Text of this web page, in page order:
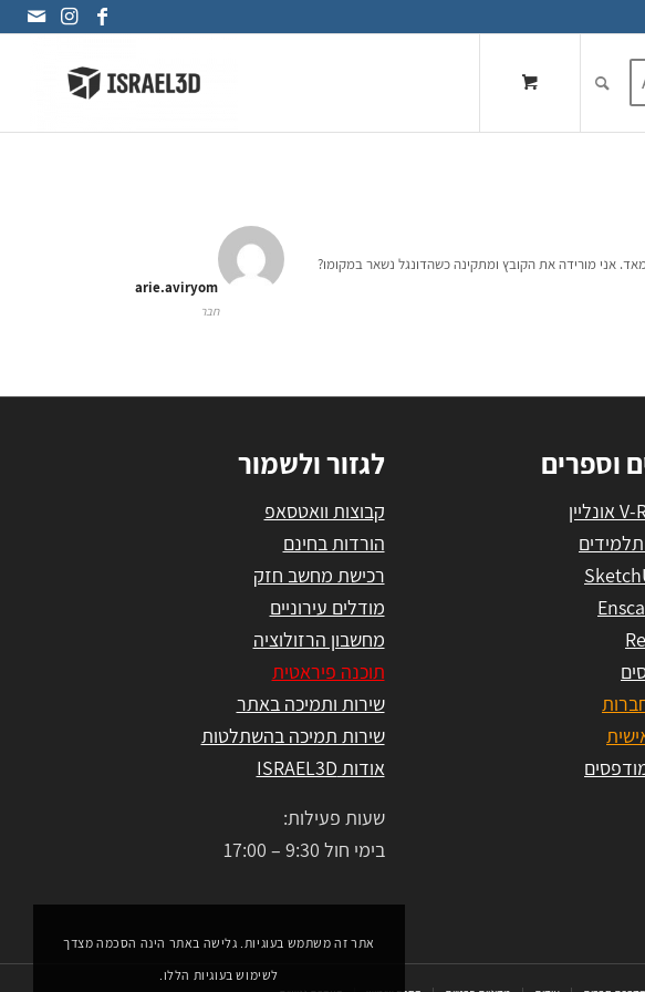
arie.aviryom
חבר
אני מורידה את הקובץ ומתקינה כשהדונגל נשאר במקומו?
וספרים לגזור ולשמור
קבוצות וואטסאפ
הורדות בחינם
רכישת מחשב חזק
מודלים עירוניים
מחשבון הרזולוציה
תוכנה פיראטית
שירות ותמיכה באתר
שירות תמיכה בהשתלטות
אודות ISRAEL3D
שעות פעילות:
בימי חול 9:30 – 17:00
אתר זה משתמש בעוגיות. גלישה באתר הינה הסכמה מצדך
לשימוש בעוגיות הללו.